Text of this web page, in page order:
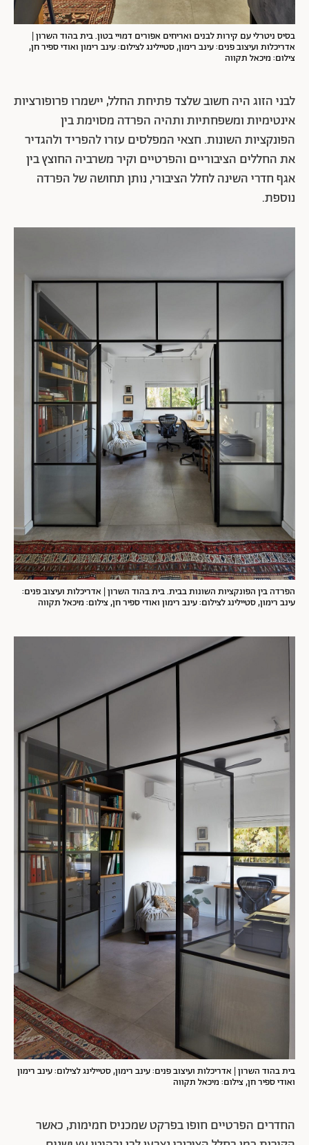
בסיס ניטרלי עם קירות לבנים ואריחים אפורים דמויי בטון. בית בהוד השרון |
אדריכלות ועיצוב פנים: עינב רימון, סטיילינג לצילום: עינב רימון ואודי ספיר חן,
צילום: מיכאל תקווה
לבני הזוג היה חשוב שלצד פתיחת החלל, יישמרו פרופורציות
אינטימיות ומשפחתיות ותהיה הפרדה מסוימת בין
הפונקציות השונות. חצאי המפלסים עזרו להפריד ולהגדיר
את החללים הציבוריים והפרטיים וקיר משרביה החוצץ בין
אגף חדרי השינה לחלל הציבורי, נותן תחושה של הפרדה
נוספת.
הפרדה בין הפונקציות השונות בבית. בית בהוד השרון | אדריכלות ועיצוב פנים:
עינב רימון, סטיילינג לצילום: עינב רימון ואודי ספיר חן, צילום: מיכאל תקווה
בית בהוד השרון | אדריכלות ועיצוב פנים: עינב רימון, סטיילינג לצילום: עינב רימון
ואודי ספיר חן, צילום: מיכאל תקווה
החדרים הפרטיים חופו בפרקט שמכניס חמימות, כאשר